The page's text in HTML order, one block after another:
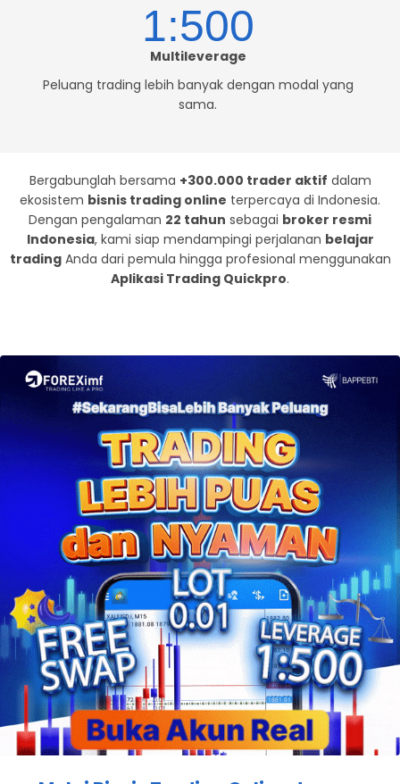
1:500
Multileverage
Peluang trading lebih banyak dengan modal yang
sama.
Bergabunglah bersama +300.000 trader aktif dalam
ekosistem bisnis trading online terpercaya di Indonesia.
Dengan pengalaman 22 tahun sebagai broker resmi
Indonesia, kami siap mendampingi perjalanan belajar
tradingAnda dari pemula hingga profesional menggunakan
Aplikasi Trading Quickpro.